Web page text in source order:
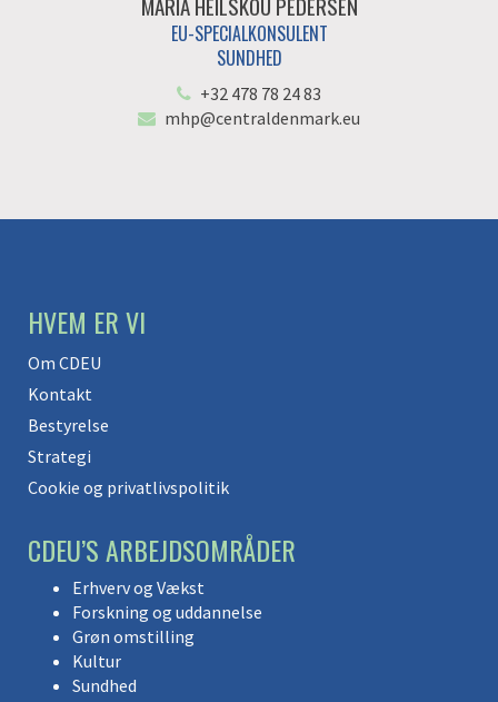
EU-SPECIALKONSULENT
SUNDHED
+32 478 78 24 83
mhp@centraldenmark.eu
HVEM ER VI
Om CDEU
Kontakt
Bestyrelse
Strategi
Cookie og privatlivspolitik
CDEU’S ARBEJDSOMRÅDER
Erhverv og Vækst
Forskning og uddannelse
Grøn omstilling
Kultur
Sundhed